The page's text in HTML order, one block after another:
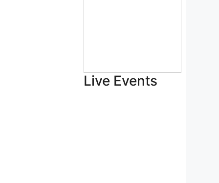
Live Events